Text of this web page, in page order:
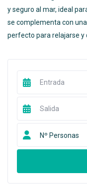
y seguro al mar, ideal
se complementa con
perfecto para relajarse y
Nº Personas